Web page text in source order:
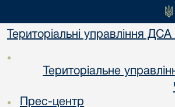
Територіальні управління ДСА
•
Територіальне
• Прес-центр